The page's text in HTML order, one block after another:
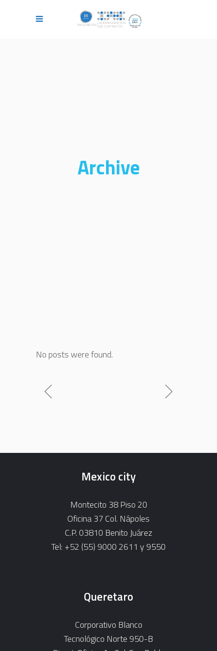
Archive
No posts were found.
Mexico city
Montecito 38 Piso 20
Oficina 37 Col. Nápoles
C.P. 03810 Benito Juárez
Tel: +52 (55) 9000 2611 y 9550
Queretaro
Corporativo Blanco
Tecnológico Norte 950-B